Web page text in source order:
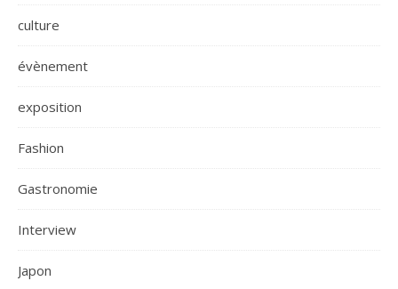
culture
évènement
exposition
Fashion
Gastronomie
Interview
Japon